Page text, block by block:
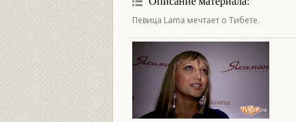
Певица Lama мечтает о Тибете.